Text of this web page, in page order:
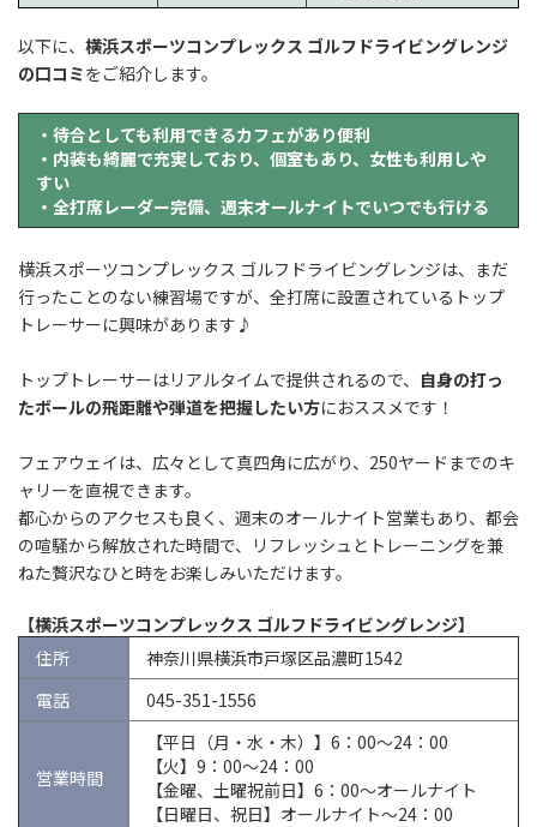
以下に、 横浜スポーツコンプレックス ゴルフドライビングレンジ
の口コミをご紹介します。
・待合としても利用できるカフェがあり便利
・内装も綺麗で充実しており、個室もあり、女性も利用しや
すい
・全打席レーダー完備、週末オールナイトでいつでも行ける
横浜スポーツコンプレックス ゴルフドライビングレンジは、まだ
行ったことのない練習場ですが、全打席に設置されているトップ
トレーサーに興味があります♪
トップトレーサーはリアルタイムで提供されるので、 自身の打っ
たボールの飛距離や弾道を把握したい方におススメです！
フェアウェイは、広々として真四角に広がり、250ヤードまでのキ
ャリーを直視できます。
都心からのアクセスも良く、週末のオールナイト営業もあり、都会
の喧騒から解放された時間で、リフレッシュとトレーニングを兼
ねた贅沢なひと時をお楽しみいただけます。
【横浜スポーツコンプレックス ゴルフドライビングレンジ】
住所
神奈川県横浜市戸塚区品濃町1542
電話
045-351-1556
営業時間
【平日（月・水・木）】6：00～24：00
【火】9：00～24：00
【金曜、土曜祝前日】6：00〜オールナイト
【日曜日、祝日】オールナイト〜24：00